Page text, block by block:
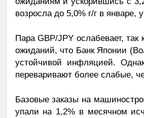
возросла до 5,0% г/г в
Пара GBP/JPY ослабевает,
ожиданий, что Банк Японии
устойчивой инфляцией.
переваривают более слабые,
Базовые заказы на
упали на 1,2% в месячном